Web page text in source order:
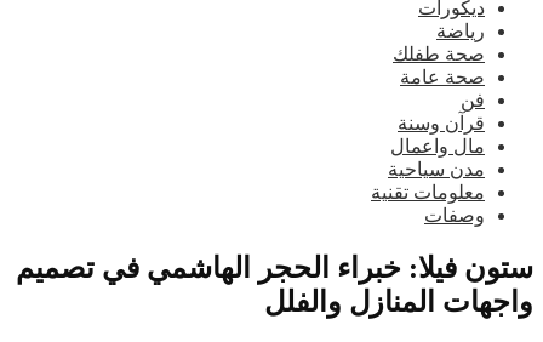
ديكورات
رياضة
صحة طفلك
صحة عامة
فن
قرآن وسنة
مال واعمال
مدن سياحية
معلومات تقنية
وصفات
ستون فيلا: خبراء الحجر الهاشمي في تصميم
واجهات المنازل والفلل